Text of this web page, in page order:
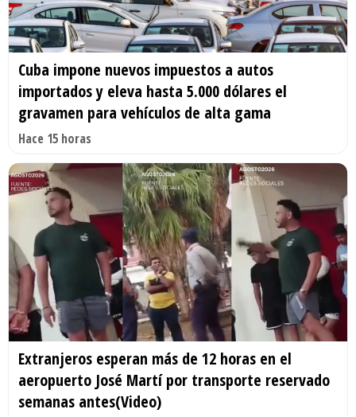
Cuba impone nuevos impuestos a autos
importados y eleva hasta 5.000 dólares el
gravamen para vehículos de alta gama
Hace 15 horas
Extranjeros esperan más de 12 horas en el
aeropuerto José Martí por transporte reservado
semanas antes(Video)